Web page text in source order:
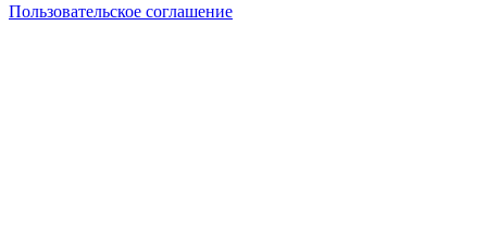
Пользовательское соглашение